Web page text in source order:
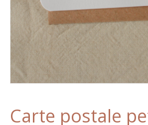
Carte postale